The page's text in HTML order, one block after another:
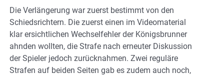
Die Verlängerung war zuerst bestimmt von den
Schiedsrichtern. Die zuerst einen im Videomaterial
klar ersichtlichen Wechselfehler der Königsbrunner
ahnden wollten, die Strafe nach erneuter Diskussion
der Spieler jedoch zurücknahmen. Zwei reguläre
Strafen auf beiden Seiten gab es zudem auch noch,